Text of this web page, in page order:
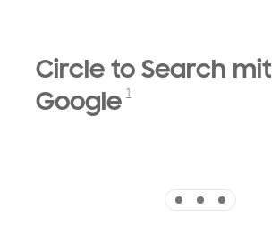
Circle to Search mit
Google 1